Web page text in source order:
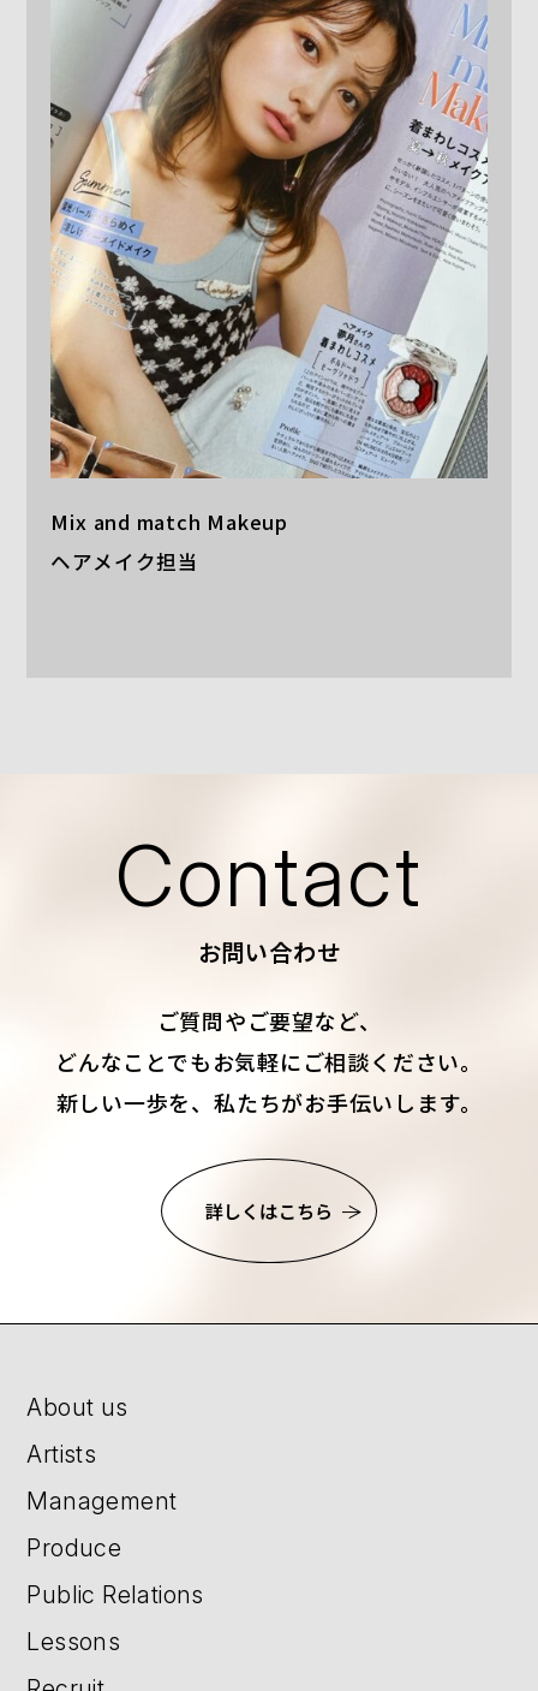
Mix and match Makeup
ヘアメイク担当
Contact
お問い合わせ
ご質問やご要望など、
どんなことでもお気軽にご相談ください。
新しい一歩を、私たちがお手伝いします。
詳しくはこちら
About us
Artists
Management
Produce
Public Relations
Lessons